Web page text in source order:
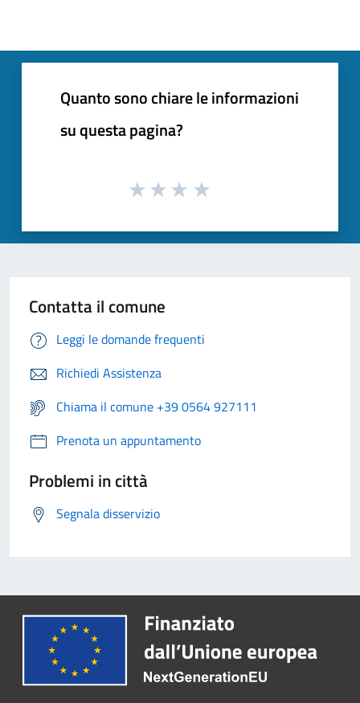
Quanto sono chiare le informazioni
su questa pagina?
Contatta il comune
Leggi le domande frequenti
Richiedi Assistenza
Chiama il comune +39 0564 927111
Prenota un appuntamento
Problemi in città
Segnala disservizio